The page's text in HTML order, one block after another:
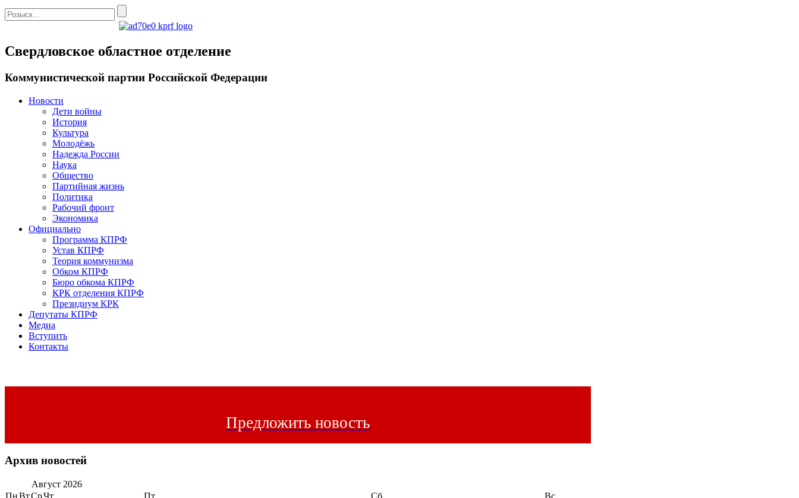
Свердловское областное отделение
Коммунистической партии Российской Федерации
Новости
Дети войны
История
Культура
Молодёжь
Надежда России
Наука
Общество
Партийная жизнь
Политика
Рабочий фронт
Экономика
Официально
Программа КПРФ
Устав КПРФ
Теория коммунизма
Обком КПРФ
Бюро обкома КПРФ
КРК отделения КПРФ
Президиум КРК
Депутаты КПРФ
Медиа
Вступить
Контакты
Предложить новость
Архив новостей
Август 2026
ПнВтСрЧт Пт Сб Вс